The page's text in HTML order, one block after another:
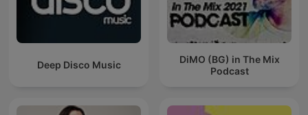
Deep Disco Music
DiMO (BG) in The Mix
Podcast